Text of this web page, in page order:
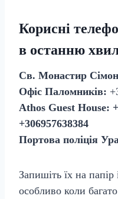
Корисні
в останню
Св. Монастир
Офіс Паломників:
Athos Guest House:
+306957638384
Портова поліція
Запишіть їх на
особливо коли